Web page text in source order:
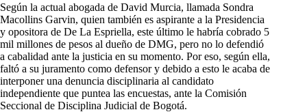
Según la actual abogada de David Murcia, llamada Sondra
Macollins Garvin, quien también es aspirante a la Presidencia
y opositora de De La Espriella, este último le habría cobrado 5
mil millones de pesos al dueño de DMG, pero no lo defendió
a cabalidad ante la justicia en su momento. Por eso, según ella,
faltó a su juramento como defensor y debido a esto le acaba de
interponer una denuncia disciplinaria al candidato
independiente que puntea las encuestas, ante la Comisión
Seccional de Disciplina Judicial de Bogotá.